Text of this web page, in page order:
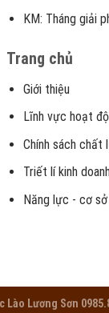
KM: Tháng giải
Trang chủ
Giới thiệu
Lĩnh vực hoạt
Chính sách chất
Triết lí kinh doanh
Năng lực - cơ
Lào Lương Sơn